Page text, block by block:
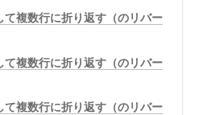
て複数行に折り返す（のリバー
て複数行に折り返す（のリバー
て複数行に折り返す（のリバー